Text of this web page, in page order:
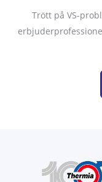
Trött på VS-